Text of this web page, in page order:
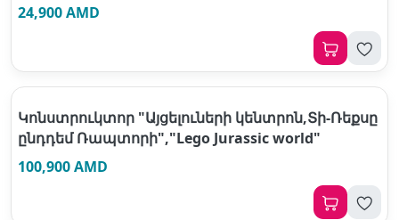
24,900 AMD
Կոնստրուկտոր "Այցելուների կենտրոն,Տի-Ռեքսը
ընդդեմ Ռապտորի","Lego Jurassic world"
100,900 AMD